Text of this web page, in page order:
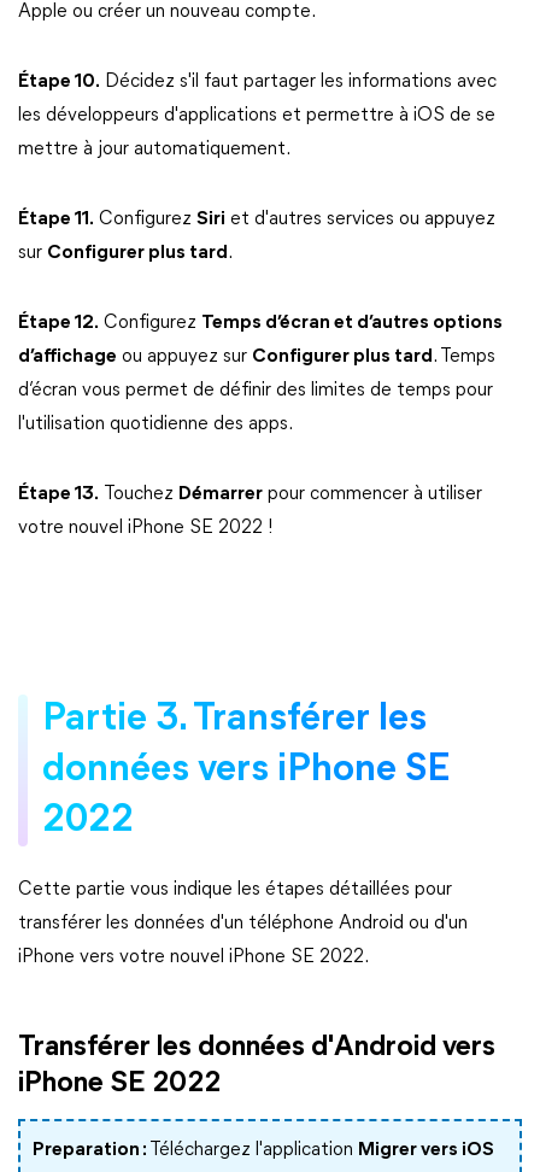
Apple ou créer un nouveau compte.
Étape 10. Décidez s'il faut partager les informations avec
les développeurs d'applications et permettre à iOS de se
mettre à jour automatiquement.
Étape 11. Configurez Siri et d'autres services ou appuyez
sur Configurer plus tard.
Étape 12. Configurez Temps d’écran et d’autres options
d’affichage ou appuyez sur Configurer plus tard. Temps
d’écran vous permet de définir des limites de temps pour
l'utilisation quotidienne des apps.
Étape 13. Touchez Démarrer pour commencer à utiliser
votre nouvel iPhone SE 2022 !
Partie 3. Transférer les
données vers iPhone SE
2022
Cette partie vous indique les étapes détaillées pour
transférer les données d'un téléphone Android ou d'un
iPhone vers votre nouvel iPhone SE 2022.
Transférer les données d'Android vers
iPhone SE 2022
Preparation : Téléchargez l'application Migrer vers iOS